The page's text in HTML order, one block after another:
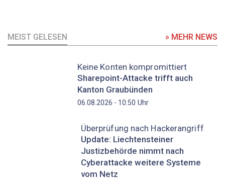
MEIST GELESEN » MEHR NEWS
Keine Konten kompromittiert
Sharepoint-Attacke trifft auch
Kanton Graubünden
06.08.2026 - 10:50 Uhr
Überprüfung nach Hackerangriff
Update: Liechtensteiner
Justizbehörde nimmt nach
Cyberattacke weitere Systeme
vom Netz